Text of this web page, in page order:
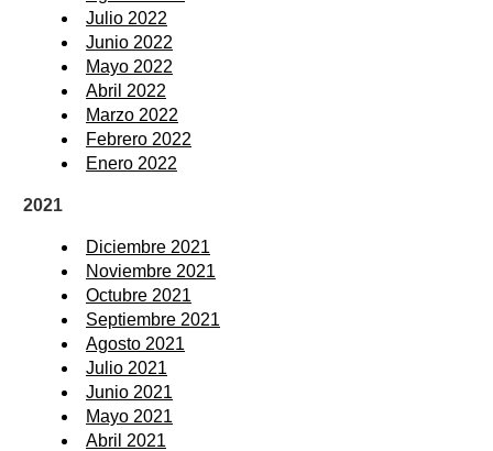
Julio 2022
Junio 2022
Mayo 2022
Abril 2022
Marzo 2022
Febrero 2022
Enero 2022
2021
Diciembre 2021
Noviembre 2021
Octubre 2021
Septiembre 2021
Agosto 2021
Julio 2021
Junio 2021
Mayo 2021
Abril 2021